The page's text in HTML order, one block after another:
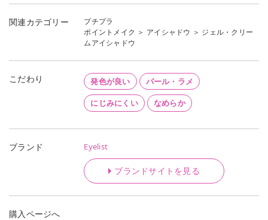
関連カテゴリー
プチプラ
ポイントメイク ＞ アイシャドウ ＞ ジェル・クリー
ムアイシャドウ
こだわり 発色が良い パール・ラメ
にじみにくい なめらか
ブランド Eyelist
ブランドサイトを見る
購入ページへ